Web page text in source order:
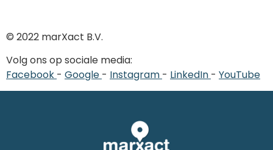
© 2022 marXact B.V.
Volg ons op sociale media:
Facebook - Google - Instagram - LinkedIn - YouTube